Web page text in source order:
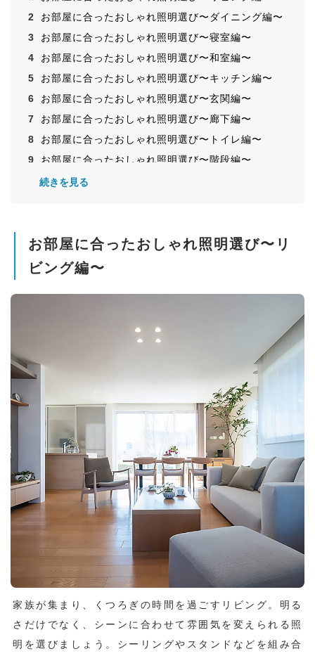
お部屋に合ったおしゃれ照明選び〜ダイニング編〜
お部屋に合ったおしゃれ照明選び〜寝室編〜
お部屋に合ったおしゃれ照明選び〜和室編〜
お部屋に合ったおしゃれ照明選び〜キッチン編〜
お部屋に合ったおしゃれ照明選び〜玄関編〜
お部屋に合ったおしゃれ照明選び〜廊下編〜
お部屋に合ったおしゃれ照明選び〜トイレ編〜
お部屋に合ったおしゃれ照明選び〜階段編〜
お部屋に合ったおしゃれ照明選び〜子供部屋編〜
お部屋に合ったおしゃれ照明選び〜間接照明編〜
【まとめ】実例から最短で選ぶ
続きを見る
お部屋に合ったおしゃれ照明選び〜リ
ビング編〜
家族が集まり、くつろぎの時間を過ごすリビング。明る
さだけでなく、シーンに合わせて雰囲気を変えられる照
明を選びましょう。シーリングやスタンドなどを組み合